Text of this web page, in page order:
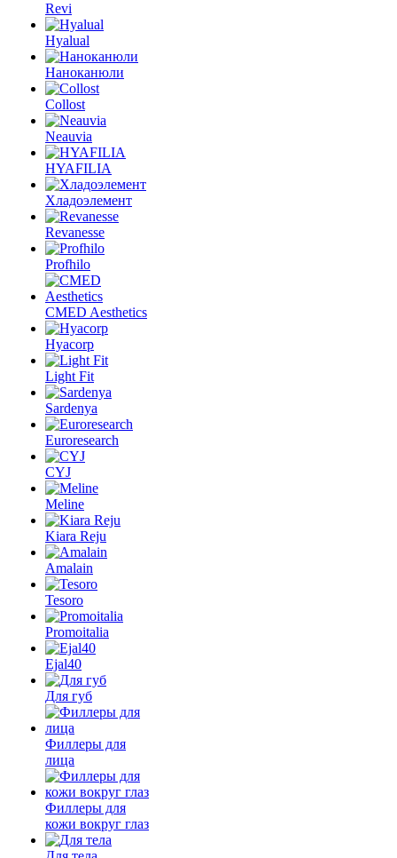
Revi
Hyalual
Наноканюли
Collost
Neauvia
HYAFILIA
Хладоэлемент
Revanesse
Profhilo
CMED Aesthetics
Hyacorp
Light Fit
Sardenya
Euroresearch
CYJ
Meline
Kiara Reju
Amalain
Tesoro
Promoitalia
Ejal40
Для губ
Филлеры для
лица
Филлеры для
кожи вокруг глаз